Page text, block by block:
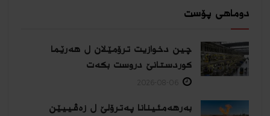
دوماهی پۆست
چین دخوازیت ترۆمێلان ل هەرێما
كوردستانێ دروست بكەت
بەرهەمئینانا په‌ترۆلێ ل زه‌ڤییێن